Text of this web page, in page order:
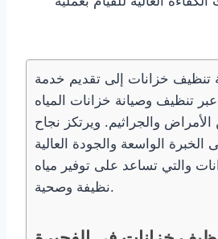
خزانات إلى تقديم خدمة
عبر تنظيف وصيانة خزانات المياه
والجراثيم. ويرتكز نجاح
الواسعة والجودة العالية
والتي تساعد على توفير مياه
نظيفة وصحية.